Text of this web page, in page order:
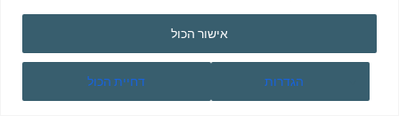
הגדרות דחיית הכול
אישור הכול